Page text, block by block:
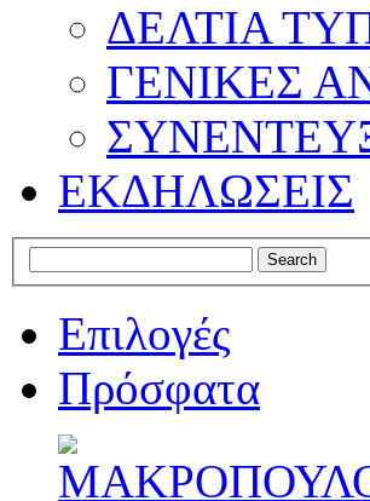
ΔΕΛΤΙΑ
ΓΕΝΙΚΕΣ
ΕΚΔΗΛΩΣΕΙΣ
Επιλογές
Πρόσφατα